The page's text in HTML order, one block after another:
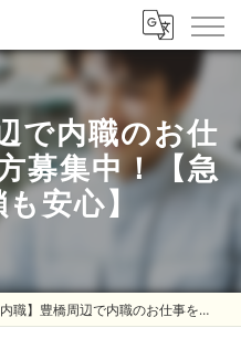
で内職のお仕
募集中！【急
安心】
職】豊橋周辺で内職のお仕事を探している方募集中！【急な学級閉鎖も安心】